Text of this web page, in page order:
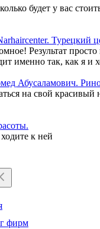
будет у вас
Турецкий
Результат
именно так, как я и
Абусаламович.
на свой красивый
к ней
фирм